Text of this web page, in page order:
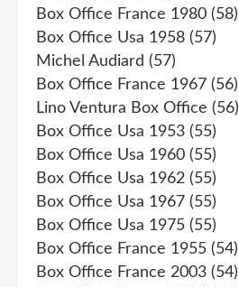
Box Office France 1980 (58)
Box Office Usa 1958 (57)
Michel Audiard (57)
Box Office France 1967 (56)
Lino Ventura Box Office (56)
Box Office Usa 1953 (55)
Box Office Usa 1960 (55)
Box Office Usa 1962 (55)
Box Office Usa 1967 (55)
Box Office Usa 1975 (55)
Box Office France 1955 (54)
Box Office France 2003 (54)